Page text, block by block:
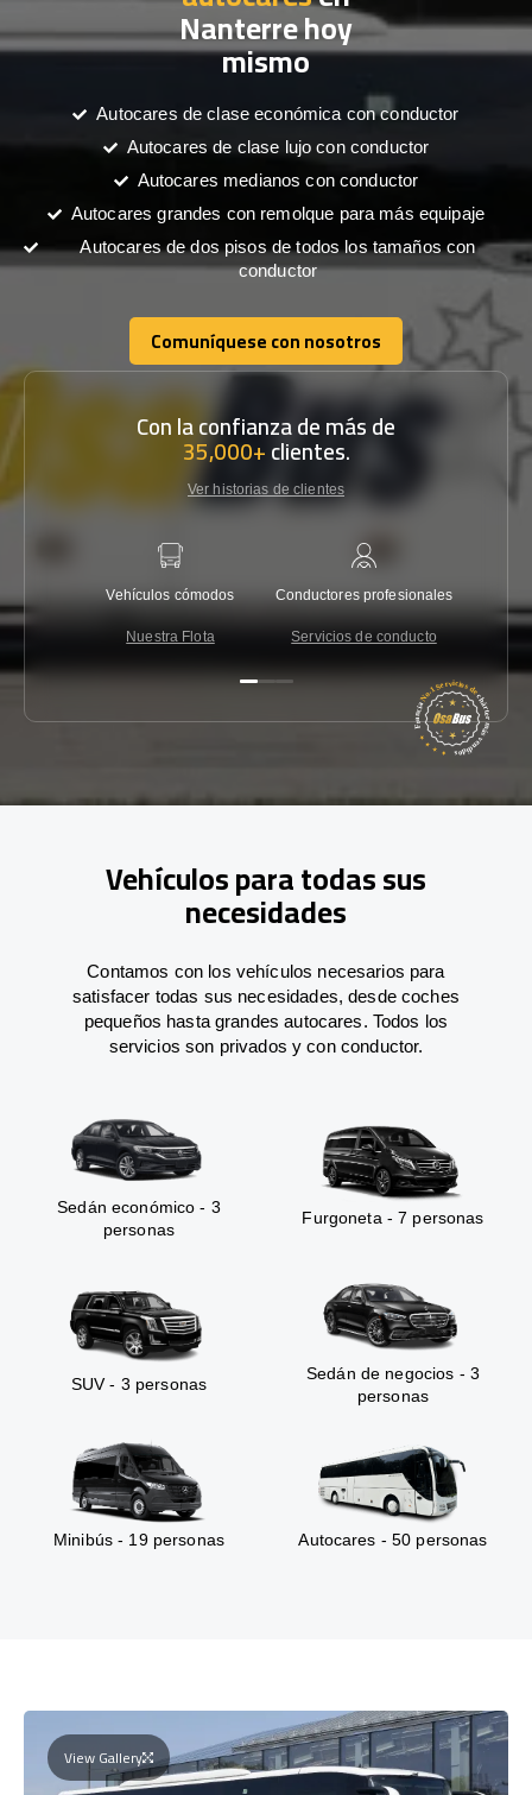
Nanterre hoy
mismo
Autocares de clase económica con conductor
Autocares de clase lujo con conductor
Autocares medianos con conductor
Autocares grandes con remolque para más equipaje
Autocares de dos pisos de todos los tamaños con
conductor
Comuníquese con nosotros
Comuníquese con nosotros
Con la confianza de más de
35,000+clientes.
Ver historias de clientes
Vehículos cómodos
Nuestra Flota
Conductores profesionales
Servicios de conducto
Vehículos para todas sus
necesidades
Contamos con los vehículos necesarios para
satisfacer todas sus necesidades, desde coches
pequeños hasta grandes autocares. Todos los
servicios son privados y con conductor.
Sedán económico - 3
personas
Furgoneta - 7 personas
SUV - 3 personas
Sedán de negocios - 3
personas
Minibús - 19 personas Autocares - 50 personas
View Gallery